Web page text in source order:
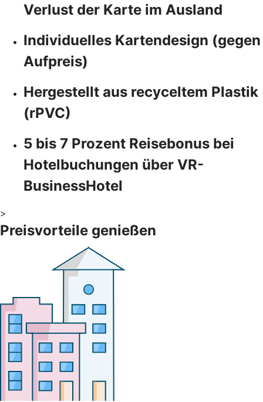
Verlust der Karte im Ausland
Individuelles Kartendesign (gegen
Aufpreis)
Hergestellt aus recyceltem Plastik
(rPVC)
5 bis 7 Prozent Reisebonus bei
Hotelbuchungen über VR-
BusinessHotel
>
Preisvorteile genießen